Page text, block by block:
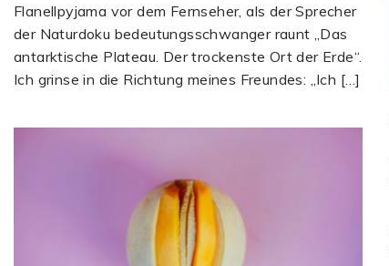
Flanellpyjama vor dem Fernseher, als der Sprecher
der Naturdoku bedeutungsschwanger raunt „Das
antarktische Plateau. Der trockenste Ort der Erde“.
Ich grinse in die Richtung meines Freundes: „Ich […]